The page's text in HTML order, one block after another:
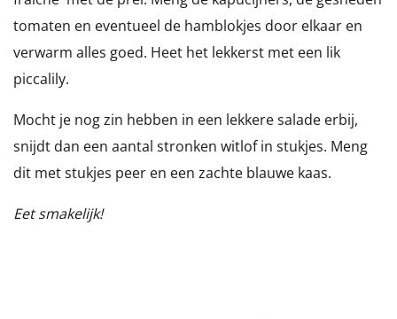
tomaten en eventueel de hamblokjes door elkaar en
verwarm alles goed. Heet het lekkerst met een lik
piccalily.
Mocht je nog zin hebben in een lekkere salade erbij,
snijdt dan een aantal stronken witlof in stukjes. Meng
dit met stukjes peer en een zachte blauwe kaas.
Eet smakelijk!